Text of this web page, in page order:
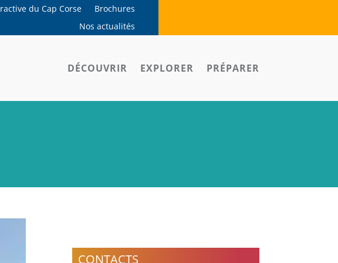
du Cap Corse
Brochures
Nos actualités
DÉCOUVRIR EXPLORER PRÉPARER
CONTACTS